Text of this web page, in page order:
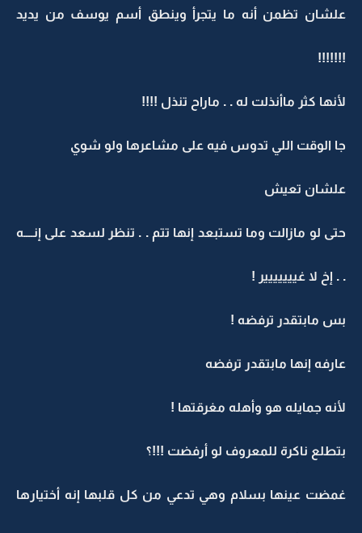
علشان تظمن أنه ما يتجرأ وينطق أسم يوسف من يديد
!!!!!!!
لأنها كثر ماأنذلت له . . ماراح تنذل !!!!
جا الوقت اللي تدوس فيه على مشاعرها ولو شوي
علشان تعيش
حتى لو مازالت وما تستبعد إنها تتم . . تنظر لسعد على إنــــه
. . إخ لا غييييييير !
بس مابتقدر ترفضه !
عارفه إنها مابتقدر ترفضه
لأنه جمايله هو وأهله مغرقتها !
بتطلع ناكرة للمعروف لو أرفضت !!!؟
غمضت عينها بسلام وهي تدعي من كل قلبها إنه أختيارها